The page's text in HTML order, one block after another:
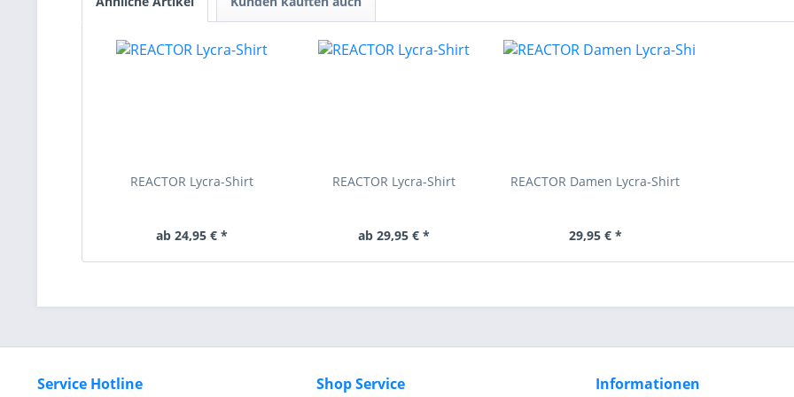
REACTOR Lycra-Shirt
ab 24,95 € *
REACTOR Lycra-Shirt
ab 29,95 € *
REACTOR Damen Lycra-Shirt
29,95 € *
Service Hotline Shop Service Informationen